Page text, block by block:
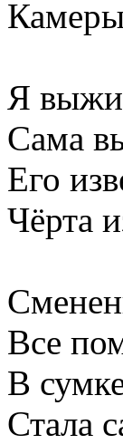
Я
Сама
Его
Чёрта
Все
В
Стала